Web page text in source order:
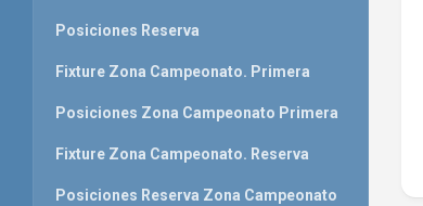
Posiciones Reserva
Fixture Zona Campeonato. Primera
Posiciones Zona Campeonato Primera
Fixture Zona Campeonato. Reserva
Posiciones Reserva Zona Campeonato